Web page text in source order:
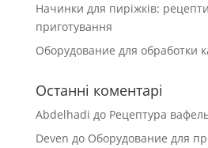
Начинки для пиріжків:
приготування
Оборудование для обработки
Останні коментарі
Abdelhadi до Рецептура
Deven до Оборудование для